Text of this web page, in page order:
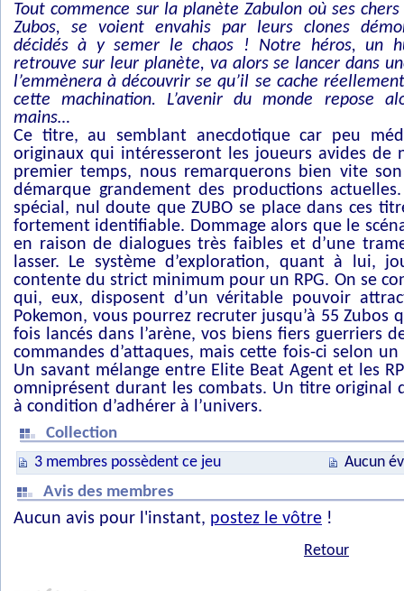
Tout commence sur la planète Zabulon où ses
Zubos, se voient envahis par leurs clones
décidés à y semer le chaos ! Notre héros, un
retrouve sur leur planète, va alors se lancer dans
l’emmènera à découvrir se qu’il se cache
cette machination. L’avenir du monde repose
mains…
Ce titre, au semblant anecdotique car peu
originaux qui intéresseront les joueurs avides de
premier temps, nous remarquerons bien vite
démarque grandement des productions
spécial, nul doute que ZUBO se place dans ces
fortement identifiable. Dommage alors que le
en raison de dialogues très faibles et d’une
lasser. Le système d’exploration, quant à lui,
contente du strict minimum pour un RPG. On se
qui, eux, disposent d’un véritable pouvoir
Pokemon, vous pourrez recruter jusqu’à 55
fois lancés dans l’arène, vos biens fiers guerriers
commandes d’attaques, mais cette fois-ci selon
Un savant mélange entre Elite Beat Agent et les
omniprésent durant les combats. Un titre original
à condition d’adhérer à l’univers.
Collection
3 membres possèdent ce jeu
Aucun
Avis des membres
Aucun avis pour l'instant, postez le vôtre !
Retour